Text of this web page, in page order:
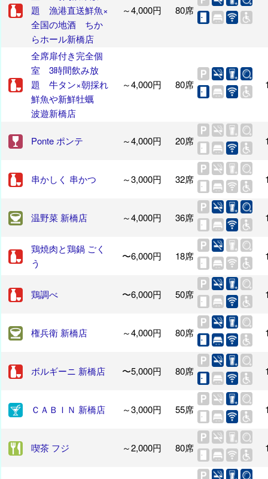
題 漁港直送鮮魚×
全国の地酒 ちか
らホール新橋店
～4,000円 80席
全席扉付き完全個
室 3時間飲み放
題 牛タン×朝採れ
鮮魚や新鮮牡蠣
波遊新橋店
～4,000円 80席
Ponte ポンテ ～4,000円 20席
串かしく 串かつ ～3,000円 32席
温野菜 新橋店 ～4,000円 36席
鶏焼肉と鶏鍋 ごく
う
〜6,000円 18席
鶏調べ 〜6,000円 50席
権兵衛 新橋店 ～4,000円 80席
ボルギーニ 新橋店 〜5,000円 80席
ＣＡＢＩＮ 新橋店 ～3,000円 55席
喫茶 フジ ～2,000円 80席